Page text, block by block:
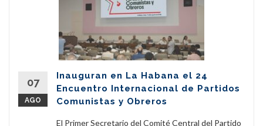
07
AGO
Inauguran en La Habana el 24
Encuentro Internacional de Partidos
Comunistas y Obreros
El Primer Secretario del Comité Central del Partido